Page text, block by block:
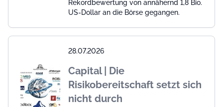
Rekordbewertung von annähernd 1,8 Bio.
US-Dollar an die Börse gegangen.
28.07.2026
Capital | Die
Risikobereitschaft setzt sich
nicht durch